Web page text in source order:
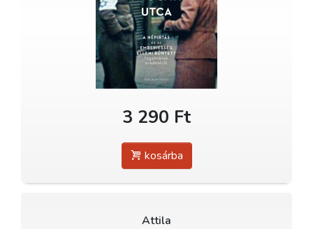
3 290 Ft
kosárba
Attila